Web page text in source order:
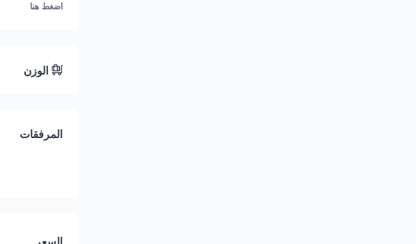
جودة متميزة:
اضغط هنا
الوزن
المرفقات